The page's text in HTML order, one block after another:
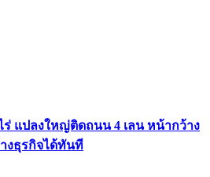
ร่ แปลงใหญ่ติดถนน 4 เลน หน้ากว้าง
งธุรกิจได้ทันที